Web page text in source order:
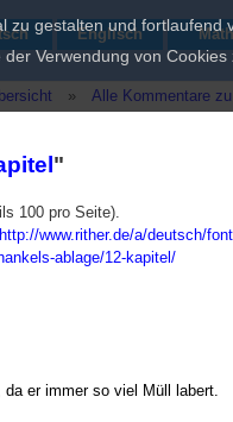
Englisch
»
Alle Kommentare
"
100 pro Seite).
http://www.rither.de/a/deutsch/
ablage/12-kapitel/
er immer so viel Müll labert.
zu gestalten und
Verwendung von